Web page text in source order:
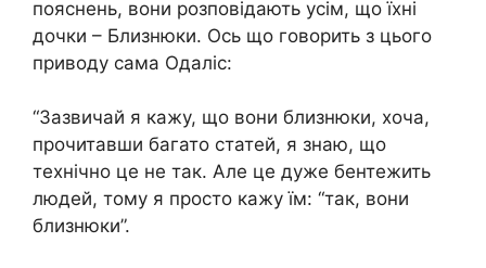
пояснень, вони розповідають усім, що їхні
дочки – Близнюки. Ось що говорить з цього
приводу сама Одаліс:
“Зазвичай я кажу, що вони близнюки, хоча,
прочитавши багато статей, я знаю, що
технічно це не так. Але це дуже бентежить
людей, тому я просто кажу їм: “так, вони
близнюки”.